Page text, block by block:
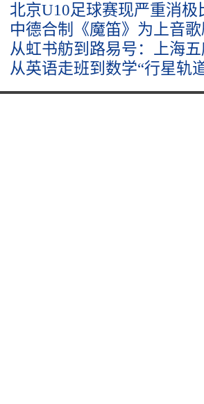
北京U10足球赛现严重消
中德合制《魔笛》为上音
从虹书舫到路易号：上海
从英语走班到数学“行星轨